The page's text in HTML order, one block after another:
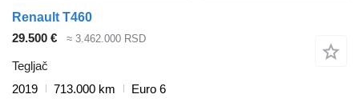
Renault T460
29.500 €
≈ 3.462.000 RSD
Tegljač
2019
713.000 km
Euro 6